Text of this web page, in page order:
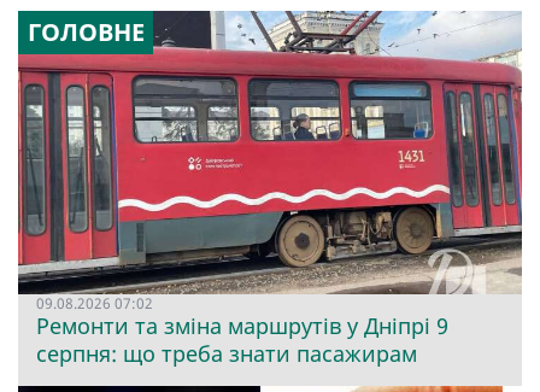
ГОЛОВНЕ
09.08.2026 07:02
Ремонти та зміна маршрутів у Дніпрі 9
серпня: що треба знати пасажирам